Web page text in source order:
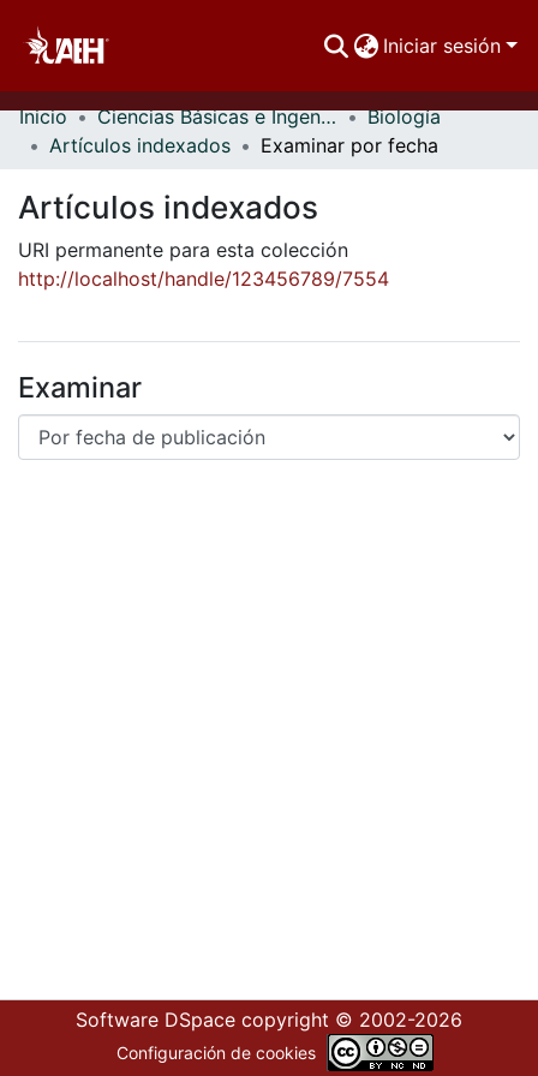
Iniciar sesión
Comunidades
Inicio Ciencias Básicas e Ingeniería
Biología
Artículos indexados
Examinar por fecha
Artículos indexados
URI permanente para esta colección
http://localhost/handle/123456789/7554
Examinar
Software DSpace copyright © 2002-2026
Configuración de cookies